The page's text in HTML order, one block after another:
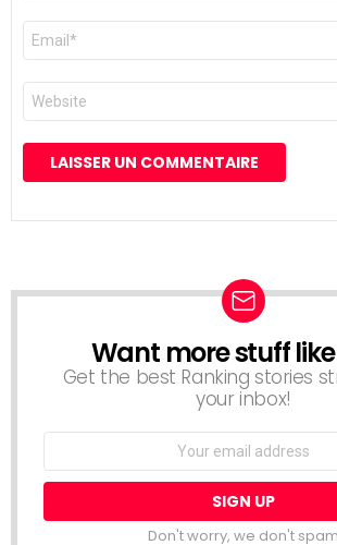
E-
mail
*
Site
web
NEWSLETTER
Want more stuff
Get the best Ranking stories
your inbox!
Email
Don't worry, we don't spam